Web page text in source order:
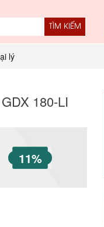
TÌM KIẾM
lý
180-LI
11%